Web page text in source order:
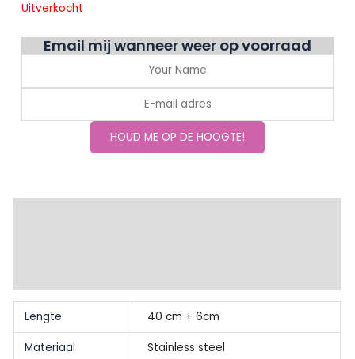
Uitverkocht
Email mij wanneer weer op voorraad
Lengte 40 cm + 6cm
Materiaal Stainless steel